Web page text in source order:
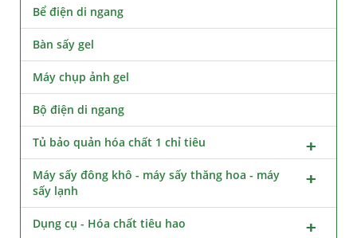
Bể điện di ngang
Bàn sấy gel
Máy chụp ảnh gel
Bộ điện di ngang
Tủ bảo quản hóa chất 1 chỉ tiêu
Máy sấy đông khô - máy sấy thăng hoa - máy
sấy lạnh
Dụng cụ - Hóa chất tiêu hao